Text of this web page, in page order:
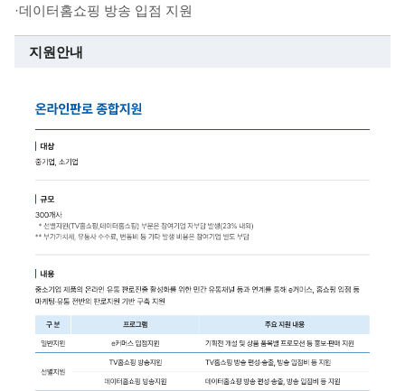
·데이터홈쇼핑 방송 입점 지원
지원안내